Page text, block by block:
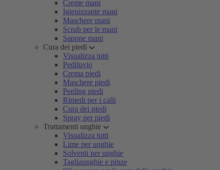
Creme mani
Igienizzante mani
Maschere mani
Scrub per le mani
Sapone mani
Cura dei piedi
Visualizza tutti
Pediluvio
Crema piedi
Maschere piedi
Peeling piedi
Rimedi per i calli
Cura dei piedi
Spray per piedi
Trattamenti unghie
Visualizza tutti
Lime per unghie
Solventi per unghie
Tagliaunghie e pinze